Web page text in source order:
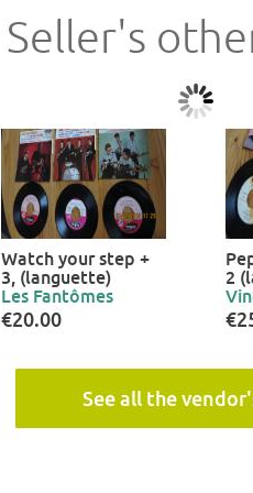
Seller's
Watch your step +
3, (languette)
Les Fantômes
€20.00
2
See all the